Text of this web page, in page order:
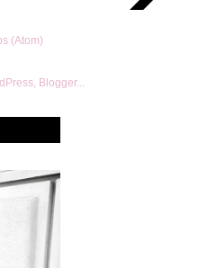
(Atom)